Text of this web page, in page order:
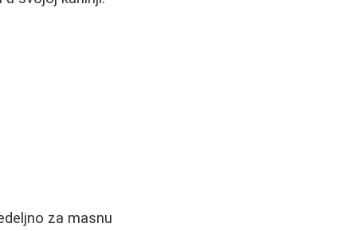
za masnu